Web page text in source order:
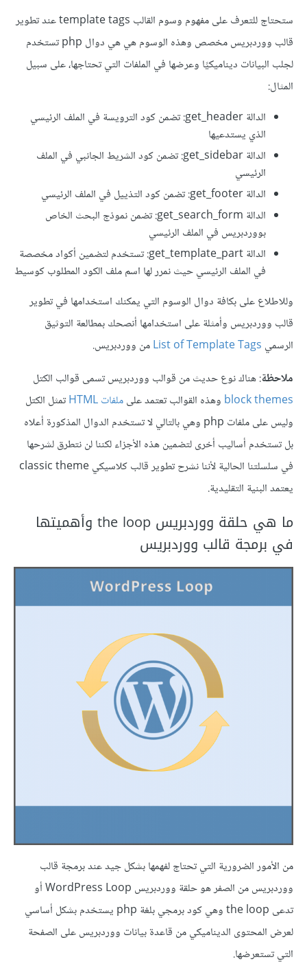
ستحتاج للتعرف على مفهوم وسوم القالب template tags عند تطوير
قالب ووردبريس مخصص وهذه الوسوم هي هي دوال php تستخدم
لجلب البيانات ديناميكيًا وعرضها في الملفات التي تحتاجها، على سبيل
المثال:
الدالة get_header: تضمن كود الترويسة في الملف الرئيسي
الذي يستدعيها
الدالة get_sidebar: تضمن كود الشريط الجانبي في الملف
الرئيسي
الدالة get_footer: تضمن كود التذييل في الملف الرئيسي
الدالة get_search_form: تضمن نموذج البحث الخاص
بووردبريس في الملف الرئيسي
الدالة get_template_part: تستخدم لتضمين أكواد مخصصة
في الملف الرئيسي حيث نمرر لها اسم ملف الكود المطلوب كوسيط
وللاطلاع على بكافة دوال الوسوم التي يمكنك استخدامها في تطوير
قالب ووردبريس وأمثلة على استخدامها أنصحك بمطالعة التوثيق
الرسمي List of Template Tagsمن ووردبريس.
ملاحظة: هناك نوع حديث من قوالب ووردبريس تسمى قوالب الكتل
block themes وهذه القوالب تعتمد علىملفات HTML
تمثل الكتل
وليس على ملفات php وهي بالتالي لا تستخدم الدوال المذكورة أعلاه
بل تستخدم أساليب أخرى لتضمين هذه الأجزاء لكننا لن نتطرق لشرحها
في سلسلتنا الحالية لأننا نشرح تطوير قالب كلاسيكي classic theme
يعتمد البنية التقليدية.
ما هي حلقة ووردبريس the loop وأهميتها
في برمجة قالب ووردبريس
من الأمور الضرورية التي تحتاج لفهمها بشكل جيد عند برمجة قالب
ووردبريس من الصفر هو حلقة ووردبريس WordPress Loop أو
تدعى the loop وهي كود برمجي بلغة php يستخدم بشكل أساسي
لعرض المحتوى الديناميكي من قاعدة بيانات ووردبريس على الصفحة
التي تستعرضها.